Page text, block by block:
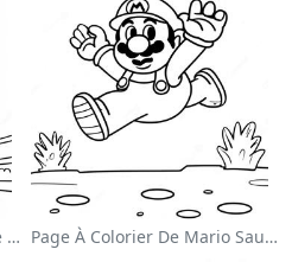
Page À Colorier Lutteur Wwe Sautant Sur Un Adversaire Page À Colorier De Mario Sautant Par-Dessus Des Goombas